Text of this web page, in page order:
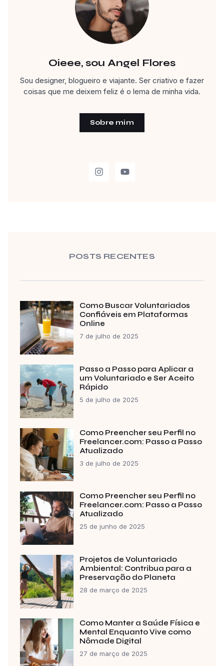
Oieee, sou Angel Flores
Sou designer, blogueiro e viajante. Ser criativo e fazer
coisas que me deixem feliz é o lema de minha vida.
Sobre mim
POSTS RECENTES
Como Buscar Voluntariados
Confiáveis em Plataformas
Online
7 de julho de 2025
Passo a Passo para Aplicar a
um Voluntariado e Ser Aceito
Rápido
5 de julho de 2025
Como Preencher seu Perfil no
Freelancer.com: Passo a Passo
Atualizado
3 de julho de 2025
Como Preencher seu Perfil no
Freelancer.com: Passo a Passo
Atualizado
25 de junho de 2025
Projetos de Voluntariado
Ambiental: Contribua para a
Preservação do Planeta
28 de março de 2025
Como Manter a Saúde Física e
Mental Enquanto Vive como
Nômade Digital
27 de março de 2025